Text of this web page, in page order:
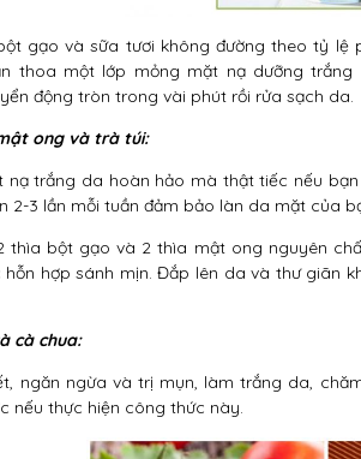
gạo và sữa tươi không đường theo tỷ lệ
thoa một lớp mỏng mặt nạ dưỡng
động tròn trong vài phút rồi rửa sạch da.
ong và trà túi:
nạ trắng da hoàn hảo mà thật tiếc nếu
2-3 lần mỗi tuần đảm bảo làn da mặt của
thìa bột gạo và 2 thìa mật ong nguyên
hỗn hợp sánh mịn. Đắp lên da và thư giãn
cà chua:
ngăn ngừa và trị mụn, làm trắng da,
nếu thực hiện công thức này.